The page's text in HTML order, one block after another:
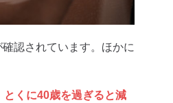
確認されています。ほかに
とくに40歳を過ぎると減